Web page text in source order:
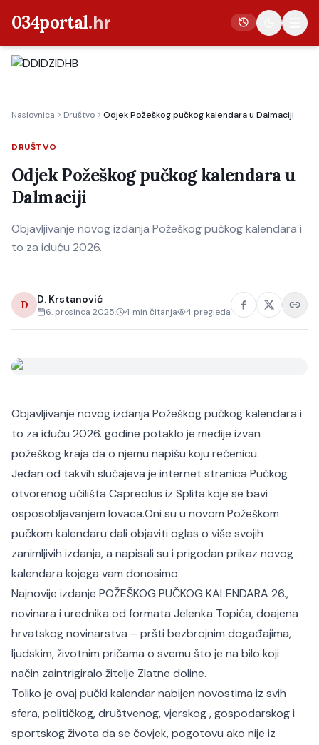
034portal.hr
Crna kronika
Poljoprivreda
Politika
Gospodarstvo
Kultura
Naslovnica Društvo Odjek Požeškog pučkog kalendara u Dalmaciji
DRUŠTVO
Odjek Požeškog pučkog kalendara u
Dalmaciji
Objavljivanje novog izdanja Požeškog pučkog kalendara i
to za iduću 2026.
D D. Krstanović
6. prosinca 2025. 4 min čitanja 4 pregleda
Objavljivanje novog izdanja Požeškog pučkog kalendara i
to za iduću 2026. godine potaklo je medije izvan
požeškog kraja da o njemu napišu koju rečenicu.
Jedan od takvih slučajeva je internet stranica Pučkog
otvorenog učilišta Capreolus iz Splita koje se bavi
osposobljavanjem lovaca.Oni su u novom Požeškom
pučkom kalendaru dali objaviti oglas o više svojih
zanimljivih izdanja, a napisali su i prigodan prikaz novog
kalendara kojega vam donosimo:
Najnovije izdanje POŽEŠKOG PUČKOG KALENDARA 26.,
novinara i urednika od formata Jelenka Topića, doajena
hrvatskog novinarstva – pršti bezbrojnim događajima,
ljudskim, životnim pričama o svemu što je na bilo koji
način zaintrigiralo žitelje Zlatne doline.
Toliko je ovaj pučki kalendar nabijen novostima iz svih
sfera, političkog, društvenog, vjerskog , gospodarskog i
sportskog života da se čovjek, pogotovu ako nije iz